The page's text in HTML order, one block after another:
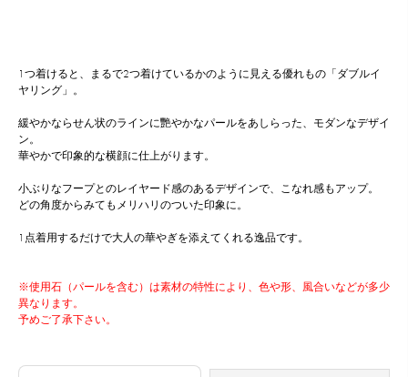
1つ着けると、まるで2つ着けているかのように見える優れもの「ダブルイ
ヤリング」。
緩やかならせん状のラインに艷やかなパールをあしらった、モダンなデザイ
ン。
華やかで印象的な横顔に仕上がります。
小ぶりなフープとのレイヤード感のあるデザインで、こなれ感もアップ。
どの角度からみてもメリハリのついた印象に。
1点着用するだけで大人の華やぎを添えてくれる逸品です。
※使用石（パールを含む）は素材の特性により、色や形、風合いなどが多少
異なります。
予めご了承下さい。